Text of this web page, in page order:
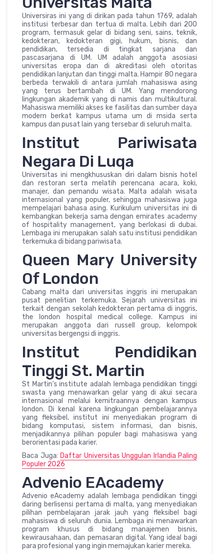
Universiras ini yang di dirikan pada tahun 1769, adalah
institusi terbesar dan tertua di malta. Lebih dari 200
program, termasuk gelar di bidang seni, sains, teknik,
kedokteran, kedokteran gigi, hukum, bisnis, dan
pendidikan, tersedia di tingkat sarjana dan
pascasarjana di UM. UM adalah anggota asosiasi
universitas eropa dan di akreditasi oleh otoritas
pendidikan lanjutan dan tinggi malta. Hampir 80 negara
berbeda terwakili di antara jumlah mahasiswa asing
yang terus bertambah di UM. Yang mendorong
lingkungan akademik yang di namis dan multikultural.
Mahasiswa memiliki akses ke fasilitas dan sumber daya
modern berkat kampus utama um di msida serta
kampus dan pusat lain yang tersebar di seluruh malta.
Institut Pariwisata
Negara Di Luqa
Universitas ini mengkhususkan diri dalam bisnis hotel
dan restoran serta melatih perencana acara, koki,
manajer, dan pemandu wisata. Malta adalah wisata
internasional yang populer, sehingga mahasiswa juga
mempelajari bahasa asing. Kurikulum universitas ini di
kembangkan bekerja sama dengan emirates academy
of hospitality management, yang berlokasi di dubai.
Lembaga ini merupakan salah satu institusi pendidikan
terkemuka di bidang pariwisata.
Queen Mary University
Of London
Cabang malta dari universitas inggris ini merupakan
pusat penelitian terkemuka. Sejarah universitas ini
terkait dengan sekolah kedokteran pertama di inggris,
the london hospital medical college. Kampus ini
merupakan anggota dari russell group, kelompok
universitas bergengsi di inggris.
Institut Pendidikan
Tinggi St. Martin
St Martin’s institute adalah lembaga pendidikan tinggi
swasta yang menawarkan gelar yang di akui secara
internasional melalui kemitraannya dengan kampus
london. Di kenal karena lingkungan pembelajarannya
yang fleksibel, institut ini menyediakan program di
bidang komputasi, sistem informasi, dan bisnis,
menjadikannya pilihan populer bagi mahasiswa yang
berorientasi pada karier.
Baca Juga: Daftar Universitas Unggulan Irlandia Paling
Populer 2026
Advenio EAcademy
Advenio eAcademy adalah lembaga pendidikan tinggi
daring berlisensi pertama di malta, yang menyediakan
pilihan pembelajaran jarak jauh yang fleksibel bagi
mahasiswa di seluruh dunia. Lembaga ini menawarkan
program khusus di bidang manajemen bisnis,
kewirausahaan, dan pemasaran digital. Yang ideal bagi
para profesional yang ingin memajukan karier mereka.